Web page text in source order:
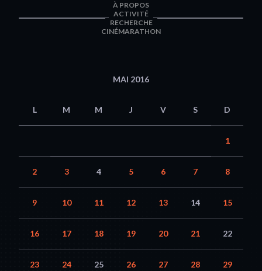
À PROPOS
ACTIVITÉ
RECHERCHE
CINÉMARATHON
MAI 2016
L M M J V S D
1
2 3 4 5 6 7 8
9 10 11 12 13 14 15
16 17 18 19 20 21 22
23 24 25 26 27 28 29